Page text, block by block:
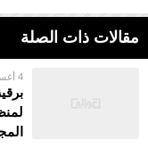
مقالات ذات الصلة
4 أغسطس 2026